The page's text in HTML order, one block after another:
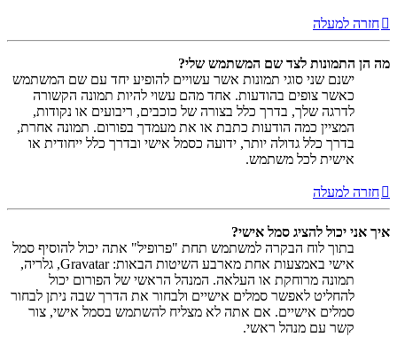
חזרה למעלה
מה הן התמונות לצד שם המשתמש שלי?
ישנם שני סוגי תמונות אשר עשויים להופיע יחד עם שם המשתמש
כאשר צופים בהודעות. אחד מהם עשוי להיות תמונה הקשורה
לדרגה שלך, בדרך כלל בצורה של כוכבים, ריבועים או נקודות,
המציין כמה הודעות כתבת או את מעמדך בפורום. תמונה אחרת,
בדרך כלל גדולה יותר, ידועה כסמל אישי ובדרך כלל ייחודית או
אישית לכל משתמש.
חזרה למעלה
איך אני יכול להציג סמל אישי?
בתוך לוח הבקרה למשתמש תחת "פרופיל" אתה יכול להוסיף סמל
אישי באמצעות אחת מארבע השיטות הבאות: Gravatar, גלריה,
תמונה מרוחקת או העלאה. המנהל הראשי של הפורום יכול
להחליט לאפשר סמלים אישיים ולבחור את הדרך שבה ניתן לבחור
סמלים אישיים. אם אתה לא מצליח להשתמש בסמל אישי, צור
קשר עם מנהל ראשי.